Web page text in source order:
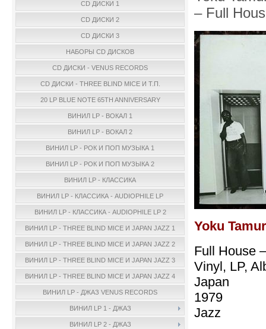
CD ДИСКИ 1
CD ДИСКИ 2
CD ДИСКИ 3
НАБОРЫ CD ДИСКОВ
CD ДИСКИ - VENUS RECORDS
CD ДИСКИ - THREE BLIND MICE И Т.П.
20 LP BLUE NOTE 65TH ANNIVERSARY
ВИНИЛ LP - ВОКАЛ 1
ВИНИЛ LP - ВОКАЛ 2
ВИНИЛ LP - РОК И ПОП МУЗЫКА 1
ВИНИЛ LP - РОК И ПОП МУЗЫКА 2
ВИНИЛ LP - КЛАССИКА
ВИНИЛ LP - КЛАССИКА - AUDIOPHILE LP
ВИНИЛ LP - КЛАССИКА - AUDIOPHILE LP 2
ВИНИЛ LP - THREE BLIND MICE И JAPAN JAZZ 1
ВИНИЛ LP - THREE BLIND MICE И JAPAN JAZZ 2
ВИНИЛ LP - THREE BLIND MICE И JAPAN JAZZ 3
ВИНИЛ LP - THREE BLIND MICE И JAPAN JAZZ 4
ВИНИЛ LP - ДЖАЗ VENUS RECORDS
ВИНИЛ LP 1 - ДЖАЗ
ВИНИЛ LP 2 - ДЖАЗ
– Full
Yoku
Full House
Vinyl, LP,
Japan
1979
Jazz